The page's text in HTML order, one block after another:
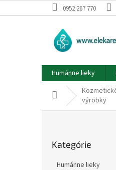
na
0952 267 770
Humánne lieky
Domovvýrobky
kategórie
Kategórie
Humánne lieky